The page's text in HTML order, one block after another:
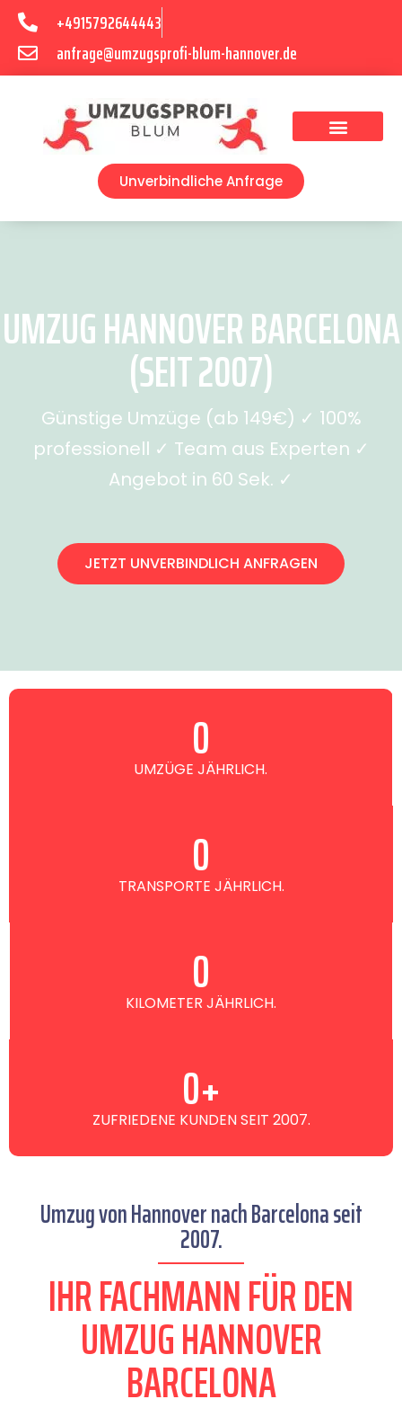
+4915792644443
anfrage@umzugsprofi-blum-hannover.de
Unverbindliche Anfrage
UMZUG HANNOVER BARCELONA
(SEIT 2007)
Günstige Umzüge (ab 149€) ✓ 100%
professionell ✓ Team aus Experten ✓
Angebot in 60 Sek. ✓
JETZT UNVERBINDLICH ANFRAGEN
UMZÜGE JÄHRLICH.
0
TRANSPORTE JÄHRLICH.
0
KILOMETER JÄHRLICH.
0
ZUFRIEDENE KUNDEN SEIT 2007.
0+
Umzug von Hannover nach Barcelona seit
2007.
IHR FACHMANN FÜR DEN
UMZUG HANNOVER
BARCELONA